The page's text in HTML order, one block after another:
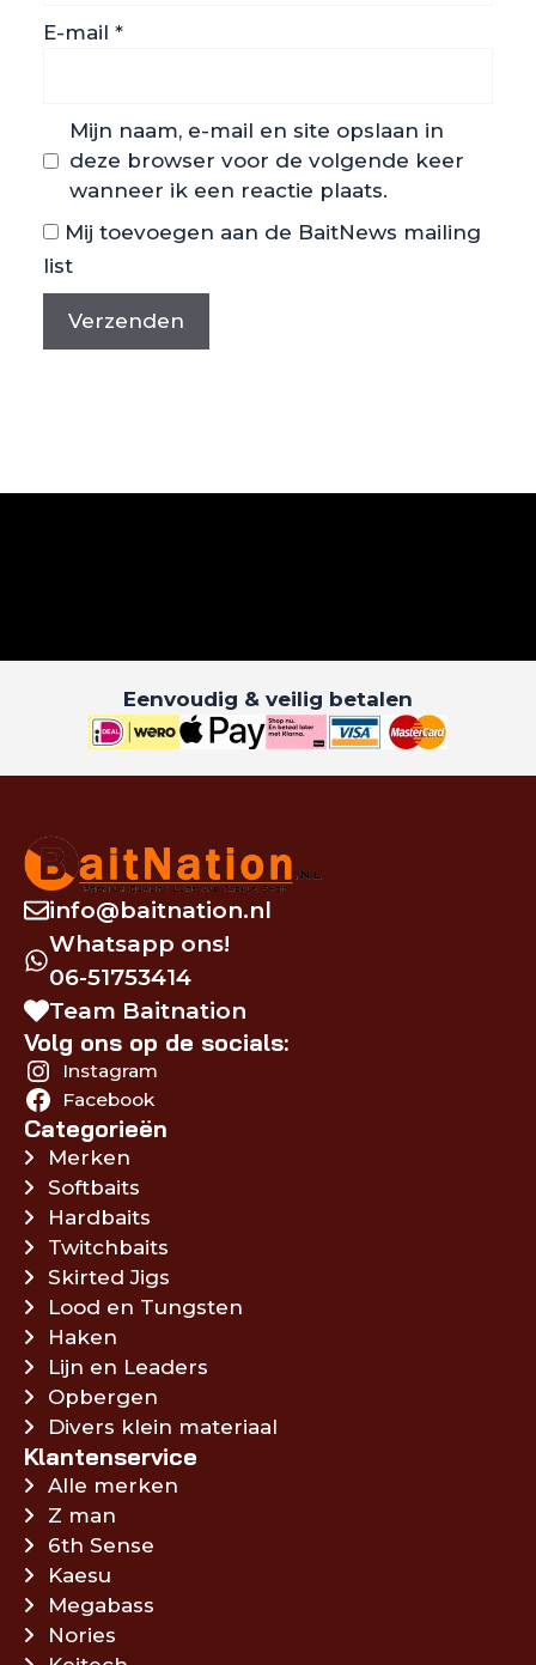
E-mail *
Mijn naam, e-mail en site opslaan in
deze browser voor de volgende keer
wanneer ik een reactie plaats.
Mij toevoegen aan de BaitNews mailing
list
Eenvoudig & veilig betalen
info@baitnation.nl
Whatsapp ons!
06-51753414
Team Baitnation
Volg ons op de socials:
Instagram
Facebook
Categorieën
Merken
Softbaits
Hardbaits
Twitchbaits
Skirted Jigs
Lood en Tungsten
Haken
Lijn en Leaders
Opbergen
Divers klein materiaal
Klantenservice
Alle merken
Z man
6th Sense
Kaesu
Megabass
Nories